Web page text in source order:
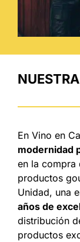
En Vino en
modernidad
en la compra
productos
Unidad, una
años de
distribución
productos